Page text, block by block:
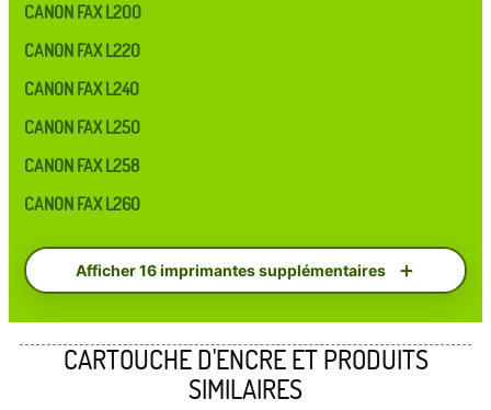
CANON FAX L200
CANON FAX L220
CANON FAX L240
CANON FAX L250
CANON FAX L258
CANON FAX L260
Afficher 16 imprimantes supplémentaires
CARTOUCHE D'ENCRE ET PRODUITS
SIMILAIRES